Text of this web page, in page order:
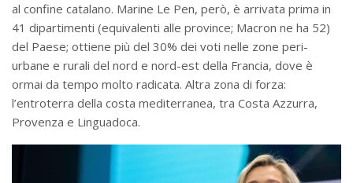
al confine catalano. Marine Le Pen, però, è arrivata prima in
41 dipartimenti (equivalenti alle province; Macron ne ha 52)
del Paese; ottiene più del 30% dei voti nelle zone peri-
urbane e rurali del nord e nord-est della Francia, dove è
ormai da tempo molto radicata. Altra zona di forza:
l’entroterra della costa mediterranea, tra Costa Azzurra,
Provenza e Linguadoca.